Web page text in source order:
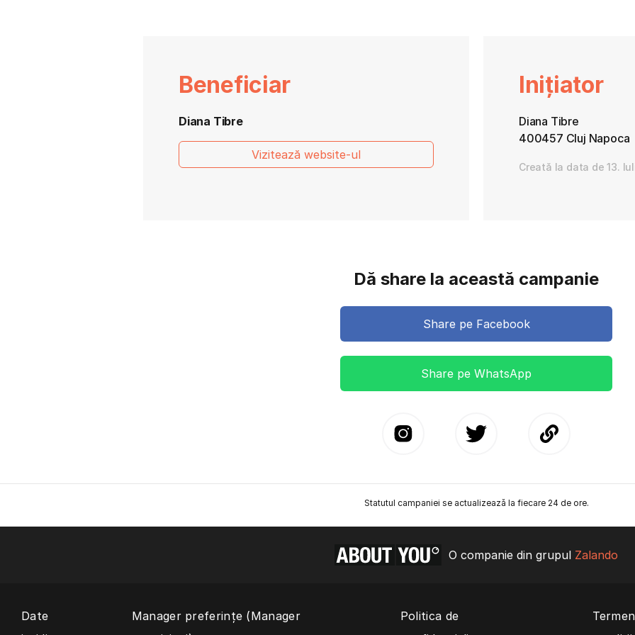
Beneficiar
Diana Tibre
Vizitează website-ul
Inițiator
Diana Tibre
400457 Cluj Napoca
Creată la data de 13.
Dă share la această campanie
Share pe Facebook
Share pe WhatsApp
Statutul campaniei se actualizează la fiecare 24 de ore.
O companie din grupul Zalando
Date
Manager preferințe (Manager
Politica de